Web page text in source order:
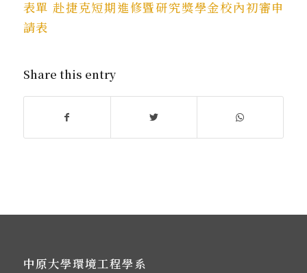
表單 赴捷克短期進修暨研究獎學金校內初審申
請表
Share this entry
中原大學環境工程學系